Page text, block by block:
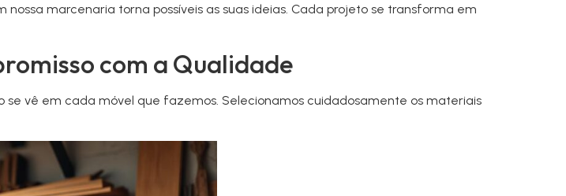
nossa marcenaria torna possíveis as suas ideias. Cada projeto se transforma em
com a Qualidade
se vê em cada móvel que fazemos. Selecionamos cuidadosamente os materiais